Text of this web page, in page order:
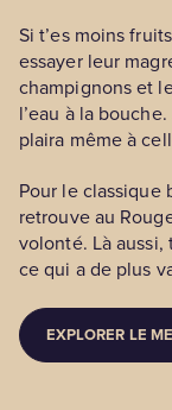
Si t’es moins
essayer leur
champignons et
l’eau à la
plaira même à
Pour le classique
retrouve au
volonté. Là
ce qui a de plus
EXPLORER LE